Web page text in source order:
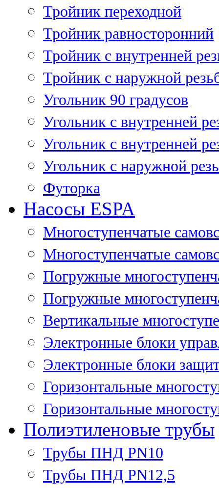
Тройник переходной
Тройник равносторонний
Тройник с внутренней
Тройник с наружной
Угольник 90 градусов
Угольник c внутренней
Угольник с внутренней
Угольник с наружной
Футорка
Насосы ESPA
Многоступенчатые
Многоступенчатые
Погружные
Погружные
Вертикальные
Электронные блоки
Электронные блоки
Горизонтальные
Горизонтальные
Полиэтиленовые трубы
Трубы ПНД PN10
Трубы ПНД PN12,5